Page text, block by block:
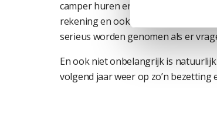
camper huren en wij dus ook.
rekening en ook de afhandeling van
serieus worden genomen als er
En ook niet onbelangrijk is
volgend jaar weer op zo’n bezetting